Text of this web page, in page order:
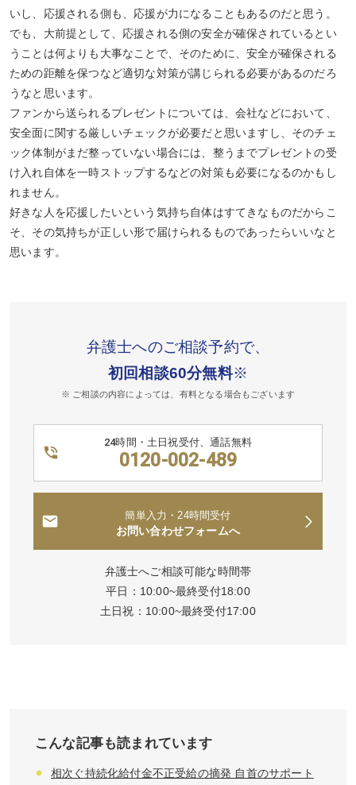
いし、応援される側も、応援が力になることもあるのだと思う。
でも、大前提として、応援される側の安全が確保されているとい
うことは何よりも大事なことで、そのために、安全が確保される
ための距離を保つなど適切な対策が講じられる必要があるのだろ
うなと思います。
ファンから送られるプレゼントについては、会社などにおいて、
安全面に関する厳しいチェックが必要だと思いますし、そのチェ
ック体制がまだ整っていない場合には、整うまでプレゼントの受
け入れ自体を一時ストップするなどの対策も必要になるのかもし
れません。
好きな人を応援したいという気持ち自体はすてきなものだからこ
そ、その気持ちが正しい形で届けられるものであったらいいなと
思います。
弁護士へのご相談予約で、
初回相談60分無料※
※ ご相談の内容によっては、有料となる場合もございます
24時間・土日祝受付、通話無料
0120-002-489
簡単入力・24時間受付
お問い合わせフォームへ
弁護士へご相談可能な時間帯
平日：10:00~最終受付18:00
土日祝：10:00~最終受付17:00
こんな記事も読まれています
相次ぐ持続化給付金不正受給の摘発 自首のサポート